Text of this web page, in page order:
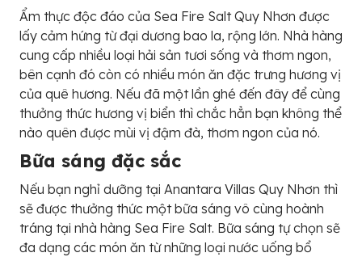
Ẩm thực độc đáo của Sea Fire Salt Quy Nhơn được
lấy cảm hứng từ đại dương bao la, rộng lớn. Nhà hàng
cung cấp nhiều loại hải sản tươi sống và thơm ngon,
bên cạnh đó còn có nhiều món ăn đặc trưng hương vị
của quê hương. Nếu đã một lần ghé đến đây để cùng
thưởng thức hương vị biển thì chắc hẳn bạn không thể
nào quên được mùi vị đậm đà, thơm ngon của nó.
Bữa sáng đặc sắc
Nếu bạn nghỉ dưỡng tại Anantara Villas Quy Nhơn thì
sẽ được thưởng thức một bữa sáng vô cùng hoành
tráng tại nhà hàng Sea Fire Salt. Bữa sáng tự chọn sẽ
đa dạng các món ăn từ những loại nước uống bổ